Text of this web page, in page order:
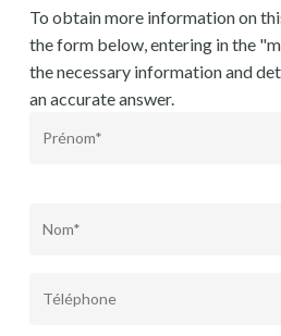
To obtain more information on
the form below, entering in the
the necessary information and
an accurate answer.